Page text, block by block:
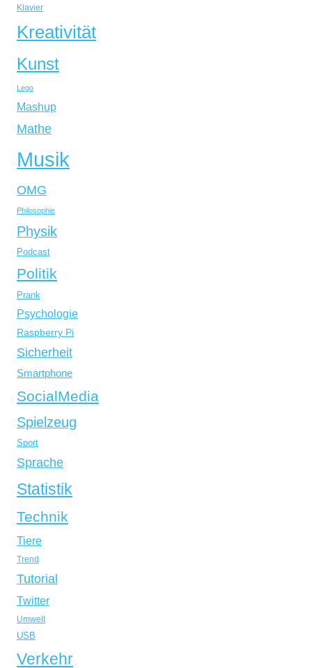
Klavier
Kreativität
Kunst
Lego
Mashup
Mathe
Musik
OMG
Philosophie
Physik
Podcast
Politik
Prank
Psychologie
Raspberry Pi
Sicherheit
Smartphone
SocialMedia
Spielzeug
Sport
Sprache
Statistik
Technik
Tiere
Trend
Tutorial
Twitter
Umwelt
USB
Verkehr